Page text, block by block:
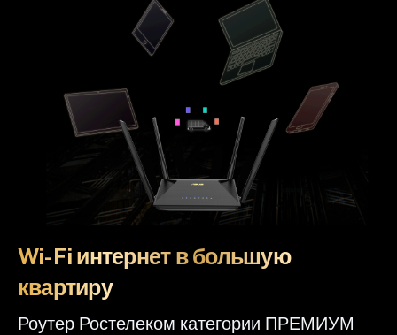
Wi-Fi интернет в большую
квартиру
Роутер Ростелеком категории ПРЕМИУМ